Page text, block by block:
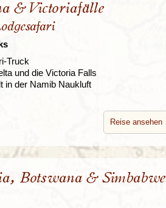
& Victoriafälle
Truck
und die Victoria Falls
in der Namib Naukluft
Reise ansehen
Botswana & Simbabwe